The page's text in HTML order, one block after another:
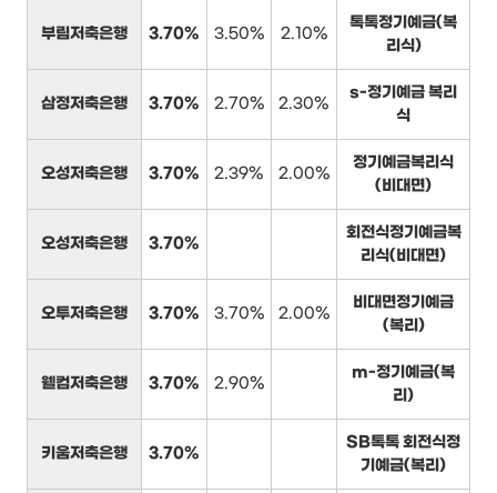
부림저축은행 3.70% 3.50% 2.10%
톡톡정기예금(복
리식)
삼정저축은행 3.70% 2.70% 2.30%
s-정기예금 복리
식
오성저축은행 3.70% 2.39% 2.00%
정기예금복리식
(비대면)
오성저축은행 3.70%
회전식정기예금복
리식(비대면)
오투저축은행 3.70% 3.70% 2.00%
비대면정기예금
(복리)
웰컴저축은행 3.70% 2.90%
m-정기예금(복
리)
키움저축은행 3.70%
SB톡톡 회전식정
기예금(복리)